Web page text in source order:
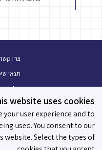
צרו קשר
תנאי
מלגת
בלוג
תו
website uses cookies
your user experience and to
used. You consent to our
website. Select the types of